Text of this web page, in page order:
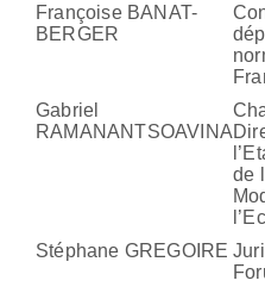
Françoise BANAT-
BERGER
Gabriel
RAMANANTSOAVINA
de
Stéphane GREGOIRE J